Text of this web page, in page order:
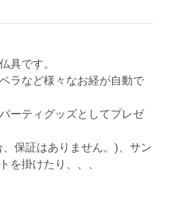
具です。
ラなど様々なお経が自動で
ーティグッズとしてプレゼ
保証はありません。)、サン
を掛けたり、、、